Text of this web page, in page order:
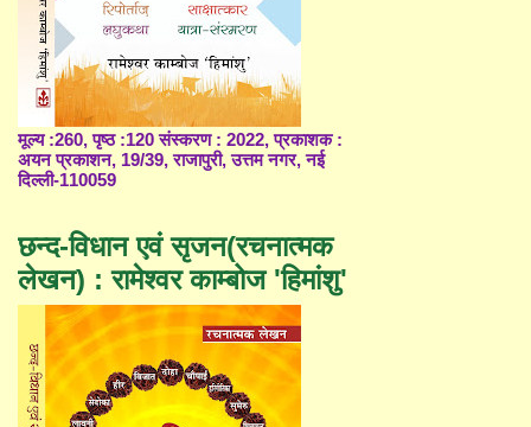
मूल्य :260, पृष्ठ :120 संस्करण : 2022, प्रकाशक :
अयन प्रकाशन, 19/39, राजापुरी, उत्तम नगर, नई
दिल्ली-110059
छन्द-विधान एवं सृजन(रचनात्मक
लेखन) : रामेश्वर काम्बोज 'हिमांशु'